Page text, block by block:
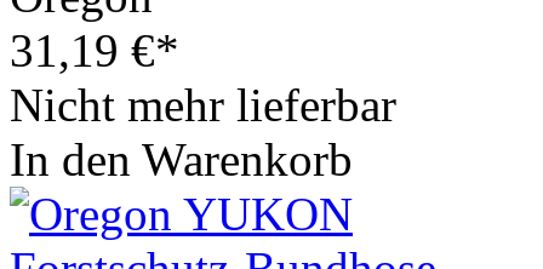
31,19 €*
Nicht mehr lieferbar
In den Warenkorb